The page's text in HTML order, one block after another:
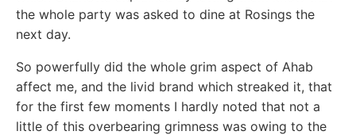
the whole party was asked to dine at Rosings the
next day.
So powerfully did the whole grim aspect of Ahab
affect me, and the livid brand which streaked it, that
for the first few moments I hardly noted that not a
little of this overbearing grimness was owing to the